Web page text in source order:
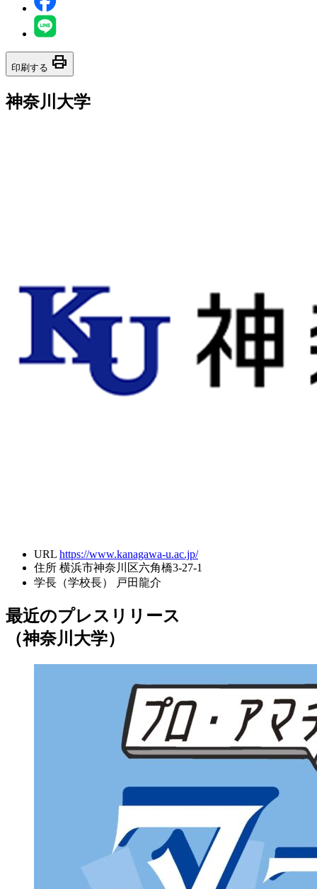
印刷する print
神奈川大学
URL https://www.kanagawa-u.ac.jp/
住所 横浜市神奈川区六角橋3-27-1
学長（学校長）
戸田龍介
最近のプレスリリース
（神奈川大学）